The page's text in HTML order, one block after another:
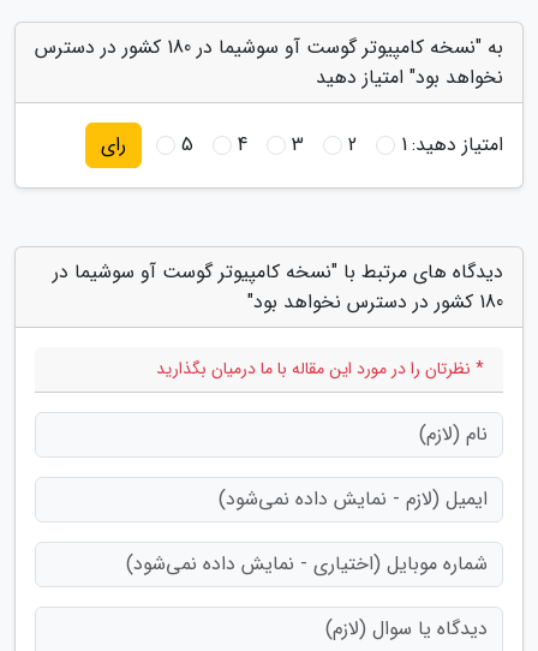
به "نسخه کامپیوتر گوست آو سوشیما در 180 کشور در دسترس
نخواهد بود" امتیاز دهید
امتیاز دهید:1
2
3
4
5 رای
دیدگاه های مرتبط با "نسخه کامپیوتر گوست آو سوشیما در
180 کشور در دسترس نخواهد بود"
* نظرتان را در مورد این مقاله با ما درمیان بگذارید